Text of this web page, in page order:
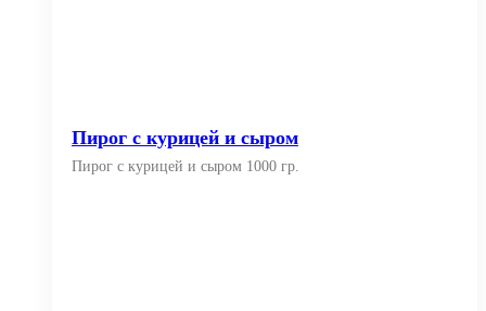
Пирог с курицей и сыром
Пирог с курицей и сыром 1000 гр.